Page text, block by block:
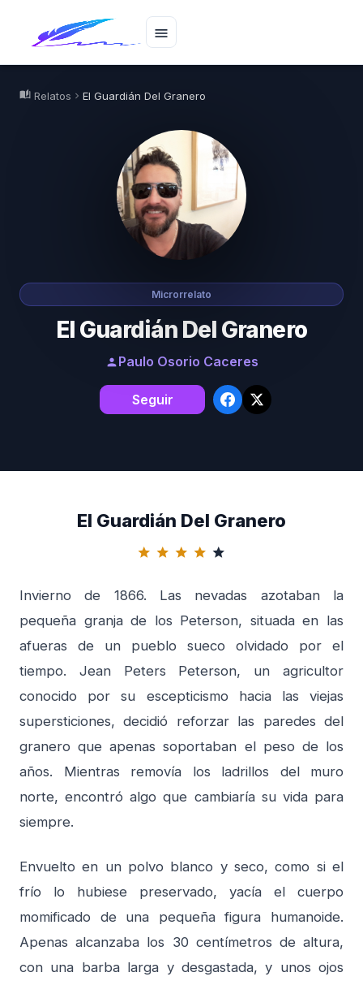
menu
auto_stories Relatos chevron_right El Guardián Del Granero
Microrrelato
El Guardián Del Granero
personPaulo Osorio Caceres
Seguir
El Guardián Del Granero
star star star star star
Invierno de 1866. Las nevadas azotaban la
pequeña granja de los Peterson, situada en las
afueras de un pueblo sueco olvidado por el
tiempo. Jean Peters Peterson, un agricultor
conocido por su escepticismo hacia las viejas
supersticiones, decidió reforzar las paredes del
granero que apenas soportaban el peso de los
años. Mientras removía los ladrillos del muro
norte, encontró algo que cambiaría su vida para
siempre.
Envuelto en un polvo blanco y seco, como si el
frío lo hubiese preservado, yacía el cuerpo
momificado de una pequeña figura humanoide.
Apenas alcanzaba los 30 centímetros de altura,
con una barba larga y desgastada, y unos ojos